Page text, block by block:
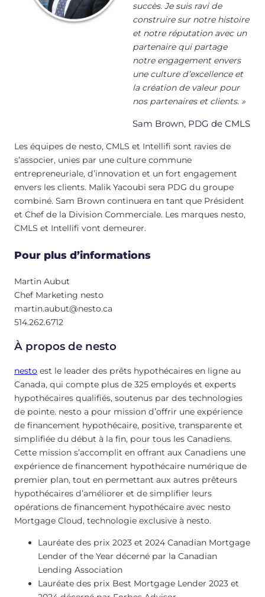
succès. Je suis ravi de
construire sur notre histoire
et notre réputation avec un
partenaire qui partage
notre engagement envers
une culture d’excellence et
la création de valeur pour
nos partenaires et clients. »
Sam Brown, PDG de CMLS
Les équipes de nesto, CMLS et Intellifi sont ravies de
s’associer, unies par une culture commune
entrepreneuriale, d’innovation et un fort engagement
envers les clients. Malik Yacoubi sera PDG du groupe
combiné. Sam Brown continuera en tant que Président
et Chef de la Division Commerciale. Les marques nesto,
CMLS et Intellifi vont demeurer.
Pour plus d’informations
Martin Aubut
Chef Marketing nesto
martin.aubut@nesto.ca
514.262.6712
À propos de nesto
nesto est le leader des prêts hypothécaires en ligne au
Canada, qui compte plus de 325 employés et experts
hypothécaires qualifiés, soutenus par des technologies
de pointe. nesto a pour mission d’offrir une expérience
de financement hypothécaire, positive, transparente et
simplifiée du début à la fin, pour tous les Canadiens.
Cette mission s’accomplit en offrant aux Canadiens une
expérience de financement hypothécaire numérique de
premier plan, tout en permettant aux autres prêteurs
hypothécaires d’améliorer et de simplifier leurs
opérations de financement hypothécaire avec nesto
Mortgage Cloud, technologie exclusive à nesto.
Lauréate des prix 2023 et 2024 Canadian Mortgage
Lender of the Year décerné par la Canadian
Lending Association
Lauréate des prix Best Mortgage Lender 2023 et